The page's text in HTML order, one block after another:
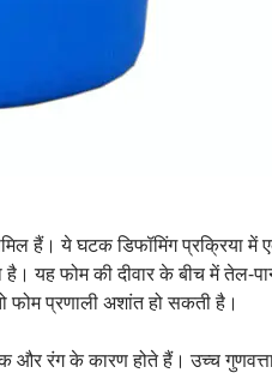
हैं। ये घटक डिफॉमिंग प्रक्रिया
यह फोम की दीवार के बीच में
फोम प्रणाली अशांत हो सकती है।
के कारण होते हैं। उच्च गुणवत्ता